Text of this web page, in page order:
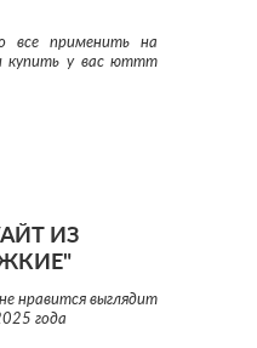
все применить на
купить у вас юттт
ИЗ
нравится выглядит
года